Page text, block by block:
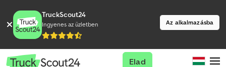
TruckScout24
Ingyenes az üzletben Az alkalmazásba
Elad